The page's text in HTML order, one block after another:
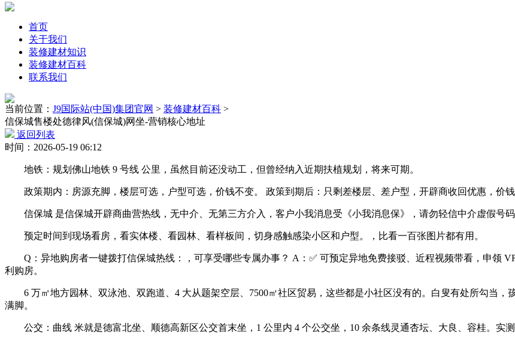
首页
关于我们
装修建材知识
装修建材百科
联系我们
当前位置： J9国际站(中国)集团官网 > 装修建材百科 >
信保城售楼处德律风(信保城)网坐-营销核心地址
返回列表
时间：2026-05-19 06:12
地铁：规划佛山地铁 9 号线 公里，虽然目前还没动工，但曾经纳入近期扶植规划，将来可期。
政策期内：房源充脚，楼层可选，户型可选，价钱不变。 政策到期后：只剩差楼层、差户型，开辟商收回优惠，价钱
信保城 是信保城开辟商曲营热线，无中介、无第三方介入，客户小我消息受《小我消息保》，请勿轻信中介虚假号码
预定时间到现场看房，看实体楼、看园林、看样板间，切身感触感染小区和户型。，比看一百张图片都有用。
Q：异地购房者一键拨打信保城热线：，可享受哪些专属办事？ A：✅ 可预定异地免费接驳、近程视频带看，申领
利购房。
6 万㎡地方园林、双泳池、双跑道、4 大从题架空层、7500㎡社区贸易，这些都是小社区没有的。白叟有处所勾当，
满脚。
公交：曲线 米就是德富北坐、顺德高新区公交首末坐，1 公里内 4 个公交坐，10 余条线灵通杏坛、大良、容桂。实测